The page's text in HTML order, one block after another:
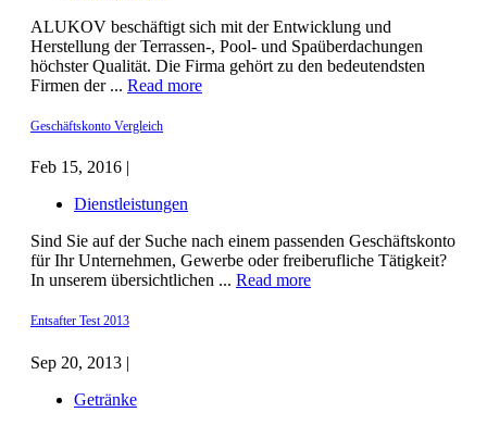
ALUKOV beschäftigt sich mit der Entwicklung und
Herstellung der Terrassen-, Pool- und Spaüberdachungen
höchster Qualität. Die Firma gehört zu den bedeutendsten
Firmen der ... Read more
Geschäftskonto Vergleich
Feb 15, 2016 |
Dienstleistungen
Sind Sie auf der Suche nach einem passenden Geschäftskonto
für Ihr Unternehmen, Gewerbe oder freiberufliche Tätigkeit?
In unserem übersichtlichen ... Read more
Entsafter Test 2013
Sep 20, 2013 |
Getränke